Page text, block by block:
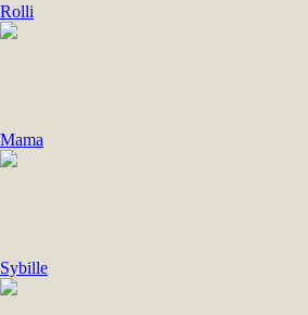
Rolli
Mama
Sybille